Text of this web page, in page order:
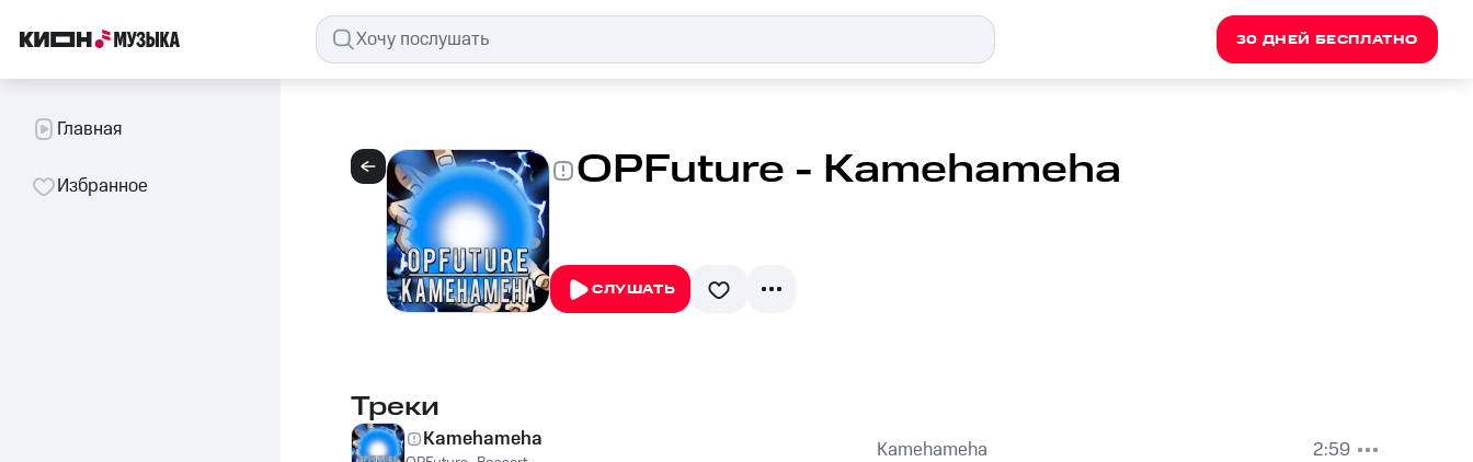
30 ДНЕЙ БЕСПЛАТНО
Главная
Избранное OPFuture - Kamehameha
СЛУШАТЬ
Треки
Kamehameha Kamehameha
2:59